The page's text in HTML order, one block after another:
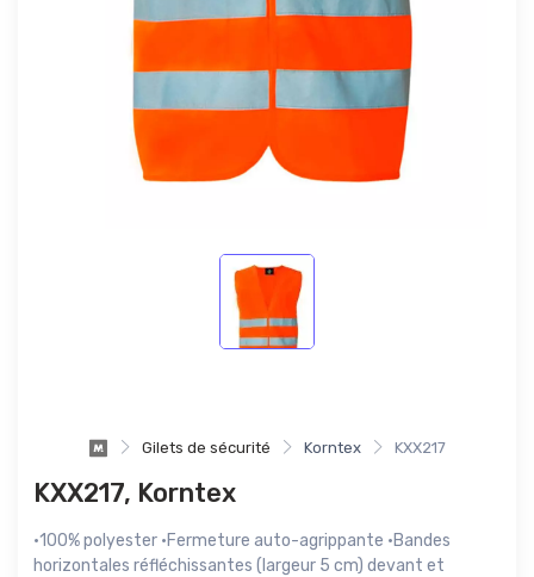
Gilets de sécurité Korntex KXX217
KXX217, Korntex
·100% polyester ·Fermeture auto-agrippante ·Bandes
horizontales réfléchissantes (largeur 5 cm) devant et